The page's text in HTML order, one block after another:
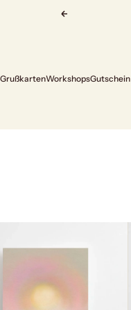
Zurück
GrußkartenWorkshopsGutschein